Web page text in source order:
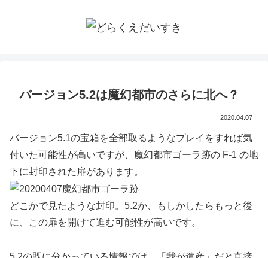
バージョン5.2は魔幻都市のさらに北へ？
2020.04.07
バージョン5.1の宝箱を全部取るようなプレイをすれば気
付いた可能性が高いですが、魔幻都市ゴーラ跡の F-1 の地
下に封印された扉があります。
どこかで見たような封印。5.2か、もしかしたらもっと後
に、この扉を開けて進む可能性が高いです。